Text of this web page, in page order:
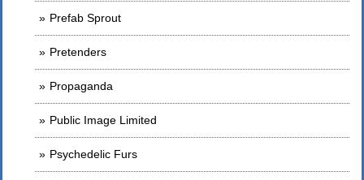
Prefab Sprout
Pretenders
Propaganda
Public Image Limited
Psychedelic Furs